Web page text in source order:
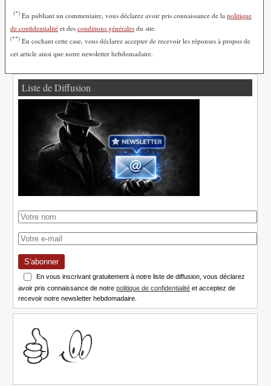
(*) En publiant un commentaire, vous déclarez avoir pris connaissance de la politique
de confidentialité et des conditions générales du site.
(**) En cochant cette case, vous déclarez accepter de recevoir les réponses à propos de
cet article ainsi que notre newsletter hebdomadaire.
Liste de Diffusion
S'abonner
En vous inscrivant gratuitement à notre liste de diffusion, vous déclarez
avoir pris connaissance de notrepolitique de confidentialité et acceptez de
recevoir notre newsletter hebdomadaire.